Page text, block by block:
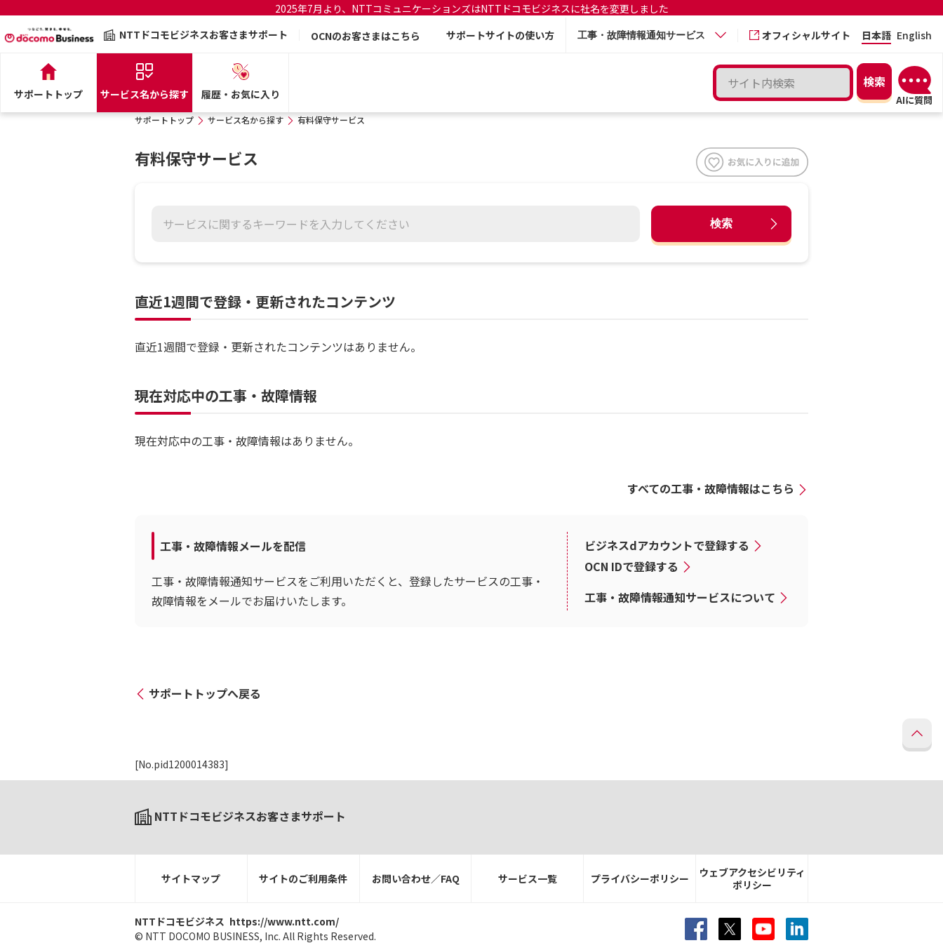
2025年7月より、NTTコミュニケーションズはNTTドコモビジネスに社名を変更しました
NTTドコモビジネスお客さまサポート
OCNのお客さまはこちら サポートサイトの使い方 工事・故障情報通知サービス オフィシャルサイト 日本語 English
サポートトップ サービス名から探す 履歴・お気に入り
サポートトップ サービス名から探す 有料保守サービス
有料保守サービス
検索
直近1週間で登録・更新されたコンテンツ
直近1週間で登録・更新されたコンテンツはありません。
現在対応中の工事・故障情報
現在対応中の工事・故障情報はありません。
すべての工事・故障情報はこちら
工事・故障情報メールを配信
工事・故障情報通知サービスをご利用いただくと、登録したサービスの工事・
故障情報をメールでお届けいたします。
ビジネスdアカウントで登録する
OCN IDで登録する
工事・故障情報通知サービスについて
サポートトップへ戻る
[No.pid1200014383]
NTTドコモビジネスお客さまサポート
サイトマップ サイトのご利用条件 お問い合わせ／FAQ サービス一覧 プライバシーポリシー
ウェブアクセシビリティ
ポリシー
NTTドコモビジネス https://www.ntt.com/
© NTT DOCOMO BUSINESS, Inc. All Rights Reserved.